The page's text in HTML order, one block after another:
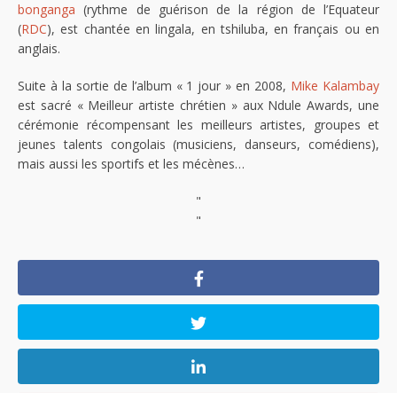
bonganga (rythme de guérison de la région de l’Equateur
(RDC), est chantée en lingala, en tshiluba, en français ou en
anglais.
Suite à la sortie de l’album « 1 jour » en 2008, Mike Kalambay
est sacré « Meilleur artiste chrétien » aux Ndule Awards, une
cérémonie récompensant les meilleurs artistes, groupes et
jeunes talents congolais (musiciens, danseurs, comédiens),
mais aussi les sportifs et les mécènes…
"
"